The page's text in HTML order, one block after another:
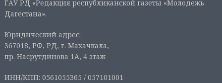
ГАУ РД «Редакция республиканской газеты «Молодежь
Дагестана».
Юридический адрес:
367018, РФ, РД, г. Махачкала,
пр. Насрутдинова 1А, 4 этаж
ИНН/КПП: 0561055365 / 057101001